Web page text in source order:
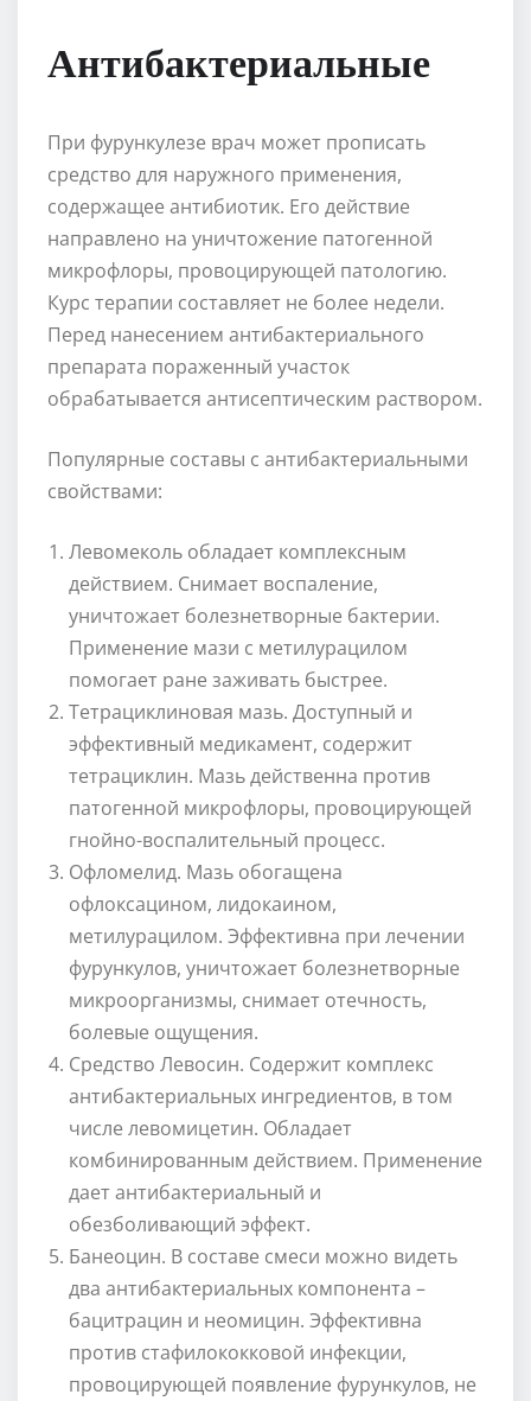
Антибактериальные
При фурункулезе врач может прописать
средство для наружного применения,
содержащее антибиотик. Его действие
направлено на уничтожение патогенной
микрофлоры, провоцирующей патологию.
Курс терапии составляет не более недели.
Перед нанесением антибактериального
препарата пораженный участок
обрабатывается антисептическим раствором.
Популярные составы с антибактериальными
свойствами:
Левомеколь обладает комплексным
действием. Снимает воспаление,
уничтожает болезнетворные бактерии.
Применение мази с метилурацилом
помогает ране заживать быстрее.
Тетрациклиновая мазь. Доступный и
эффективный медикамент, содержит
тетрациклин. Мазь действенна против
патогенной микрофлоры, провоцирующей
гнойно-воспалительный процесс.
Офломелид. Мазь обогащена
офлоксацином, лидокаином,
метилурацилом. Эффективна при лечении
фурункулов, уничтожает болезнетворные
микроорганизмы, снимает отечность,
болевые ощущения.
Средство Левосин. Содержит комплекс
антибактериальных ингредиентов, в том
числе левомицетин. Обладает
комбинированным действием. Применение
дает антибактериальный и
обезболивающий эффект.
Банеоцин. В составе смеси можно видеть
два антибактериальных компонента –
бацитрацин и неомицин. Эффективна
против стафилококковой инфекции,
провоцирующей появление фурункулов, не